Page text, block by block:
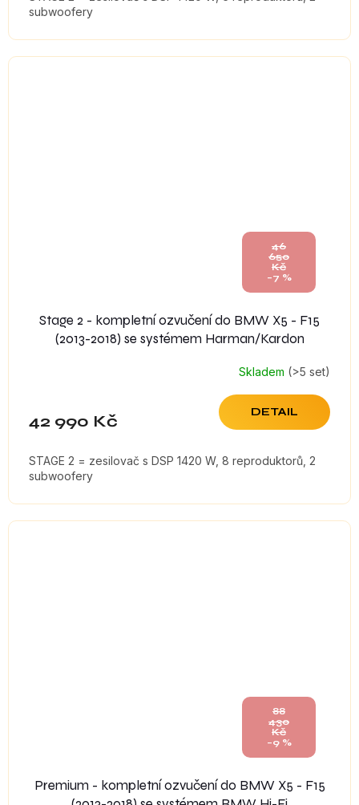
subwoofery
46
650
Kč
–7 %
Stage 2 - kompletní ozvučení do BMW X5 - F15
(2013-2018) se systémem Harman/Kardon
Skladem (>5 set)
42 990 Kč DETAIL
STAGE 2 = zesilovač s DSP 1420 W, 8 reproduktorů, 2
subwoofery
88
430
Kč
–9 %
Premium - kompletní ozvučení do BMW X5 - F15